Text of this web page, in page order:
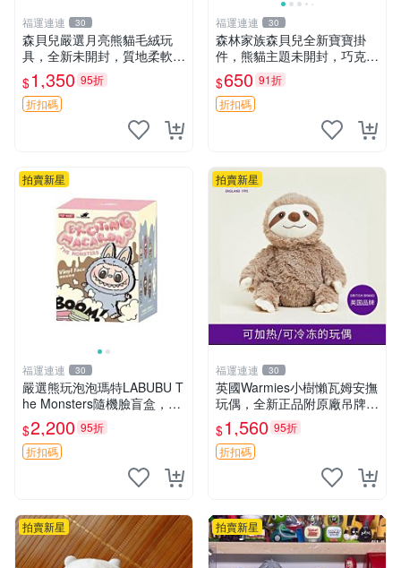
福運連連 30
森貝兒嚴選月亮熊貓毛絨玩
具，全新未開封，質地柔軟適
合收藏 月亮熊貓 毛絨玩具 新
款 儲倉直銷
$1,350 95折
折扣碼
福運連連 30
森林家族森貝兒全新寶寶掛
件，熊貓主題未開封，巧克力
兔牛奶兔郁金香兔貓吉娃娃嚴
選，適合收藏 熊貓 森林 寶寶
$650 91折
折扣碼
拍賣新星
福運連連 30
嚴選熊玩泡泡瑪特LABUBU T
he Monsters隨機臉盲盒，萌
趣馬卡龍設計 芝麻豆豆 LAB
UBU LABUBU THE MONST
ERS 橙色豆
$2,200 95折
折扣碼
拍賣新星
福運連連 30
英國Warmies小樹懶瓦姆安撫
玩偶，全新正品附原廠吊牌與
防塵袋，內藏薰衣草可加熱，
適合各個年齡層，冷暖兩用享
受抱抱樂趣，不容錯過嚴選好
$1,560 95折
折扣碼
拍賣新星 拍賣新星